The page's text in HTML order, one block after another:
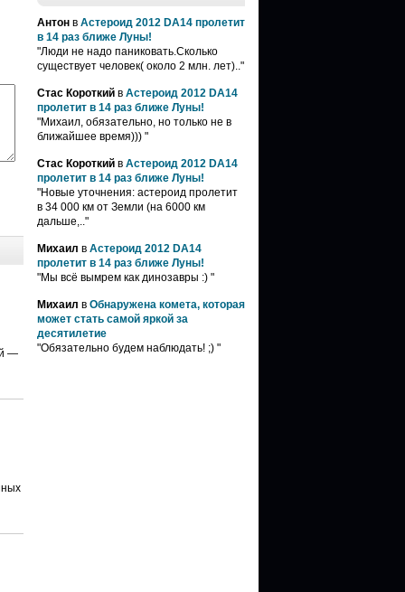
—
Антон в Астероид 2012 DA14 пролетит
в 14 раз ближе Луны!
"Люди не надо паниковать.Сколько
существует человек( около 2 млн. лет).."
Стас Короткий в Астероид 2012 DA14
пролетит в 14 раз ближе Луны!
"Михаил, обязательно, но только не в
ближайшее время))) "
Стас Короткий в Астероид 2012 DA14
пролетит в 14 раз ближе Луны!
"Новые уточнения: астероид пролетит
в 34 000 км от Земли (на 6000 км
дальше,.."
Михаил в Астероид 2012 DA14
пролетит в 14 раз ближе Луны!
"Мы всё вымрем как динозавры :) "
Михаил в Обнаружена комета, которая
может стать самой яркой за
десятилетие
"Обязательно будем наблюдать! ;) "